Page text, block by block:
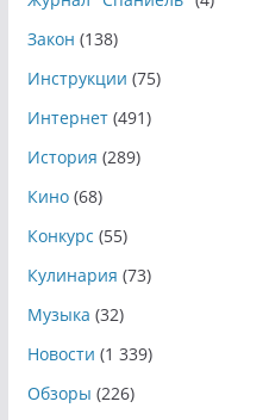
Закон (138)
Инструкции (75)
Интернет(491)
История (289)
Кино(68)
Конкурс (55)
Кулинария (73)
Музыка (32)
Новости (1 339)
Обзоры (226)